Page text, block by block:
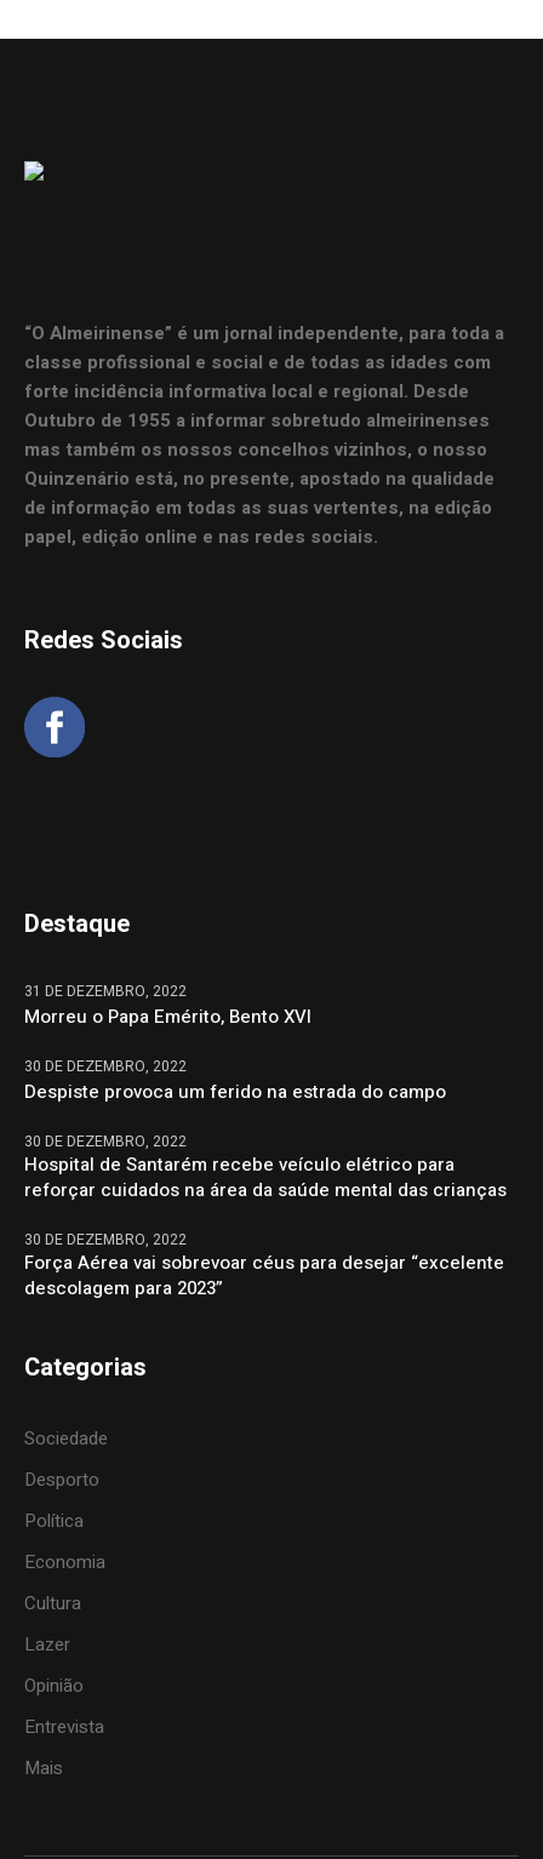
“O Almeirinense” é um jornal independente, para toda a
classe profissional e social e de todas as idades com
forte incidência informativa local e regional. Desde
Outubro de 1955 a informar sobretudo almeirinenses
mas também os nossos concelhos vizinhos, o nosso
Quinzenário está, no presente, apostado na qualidade
de informação em todas as suas vertentes, na edição
papel, edição online e nas redes sociais.
Redes Sociais
Destaque
31 DE DEZEMBRO, 2022
Morreu o Papa Emérito, Bento XVI
30 DE DEZEMBRO, 2022
Despiste provoca um ferido na estrada do campo
30 DE DEZEMBRO, 2022
Hospital de Santarém recebe veículo elétrico para
reforçar cuidados na área da saúde mental das crianças
30 DE DEZEMBRO, 2022
Força Aérea vai sobrevoar céus para desejar “excelente
descolagem para 2023”
Categorias
Sociedade
Desporto
Política
Economia
Cultura
Lazer
Opinião
Entrevista
Mais